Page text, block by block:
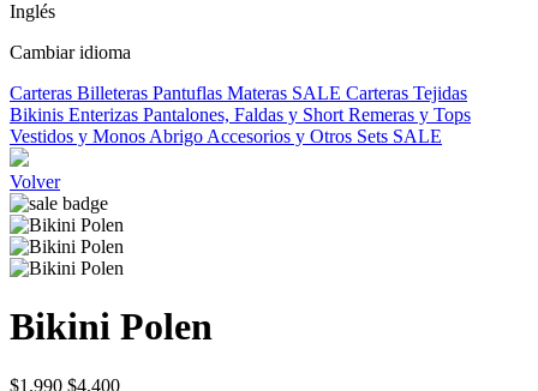
Inglés
Cambiar idioma
Carteras Billeteras Pantuflas Materas SALE Carteras Tejidas
Bikinis Enterizas Pantalones, Faldas y Short Remeras y Tops
Vestidos y Monos Abrigo Accesorios y Otros Sets SALE
Volver
Bikini Polen
$1.990 $4.400